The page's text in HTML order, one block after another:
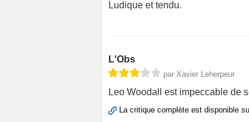
Ludique et tendu.
L'Obs
par Xavier Leherpeur
Leo Woodall est impeccable de
La critique complète est disponible